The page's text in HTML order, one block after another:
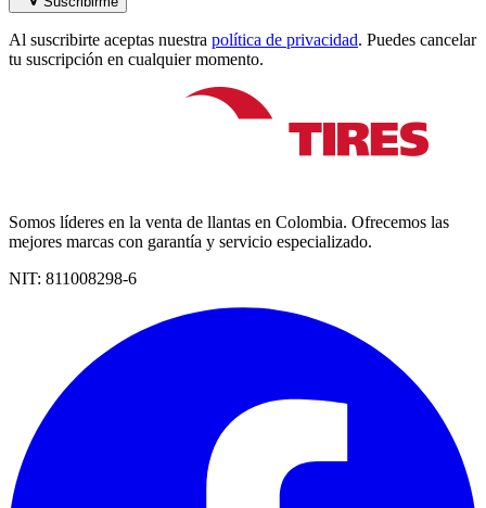
Al suscribirte aceptas nuestra política de privacidad. Puedes cancelar
tu suscripción en cualquier momento.
Somos líderes en la venta de llantas en Colombia. Ofrecemos las
mejores marcas con garantía y servicio especializado.
NIT: 811008298-6